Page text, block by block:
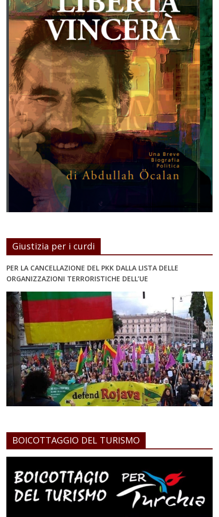
Giustizia per i curdi
PER LA CANCELLAZIONE DEL PKK DALLA LISTA DELLE
ORGANIZZAZIONI TERRORISTICHE DELL’UE
BOICOTTAGGIO DEL TURISMO